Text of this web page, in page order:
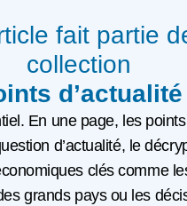
fait partie
collection
d’actualité
En une page, les
d’actualité, le
clés comme
grands pays ou les